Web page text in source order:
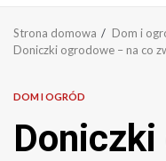
Strona domowa
Dom i
Doniczki ogrodowe – na co
DOM I OGRÓD